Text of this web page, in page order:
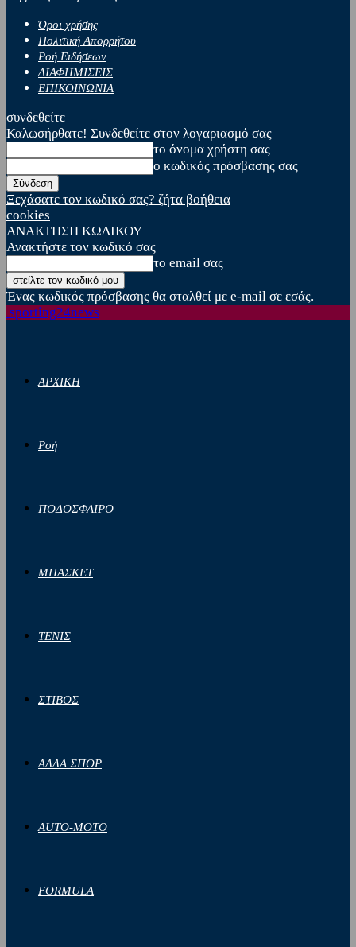
Όροι χρήσης
Πολιτική Απορρήτου
Ροή Ειδήσεων
ΔΙΑΦΗΜΙΣΕΙΣ
ΕΠΙΚΟΙΝΩΝΙΑ
συνδεθείτε
Καλωσήρθατε! Συνδεθείτε στον λογαριασμό σας
το όνομα χρήστη σας
ο κωδικός πρόσβασης σας
Ξεχάσατε τον κωδικό σας? ζήτα βοήθεια
cookies
ΑΝΑΚΤΗΣΗ ΚΩΔΙΚΟΥ
Ανακτήστε τον κωδικό σας
το email σας
Ένας κωδικός πρόσβασης θα σταλθεί με e-mail σε εσάς.
sporting24news
ΑΡΧΙΚΗ
Ροή
ΠΟΔΟΣΦΑΙΡΟ
ΜΠΑΣΚΕΤ
ΤΕΝΙΣ
ΣΤΙΒΟΣ
ΑΛΛΑ ΣΠΟΡ
AUTO-MOTO
FORMULA